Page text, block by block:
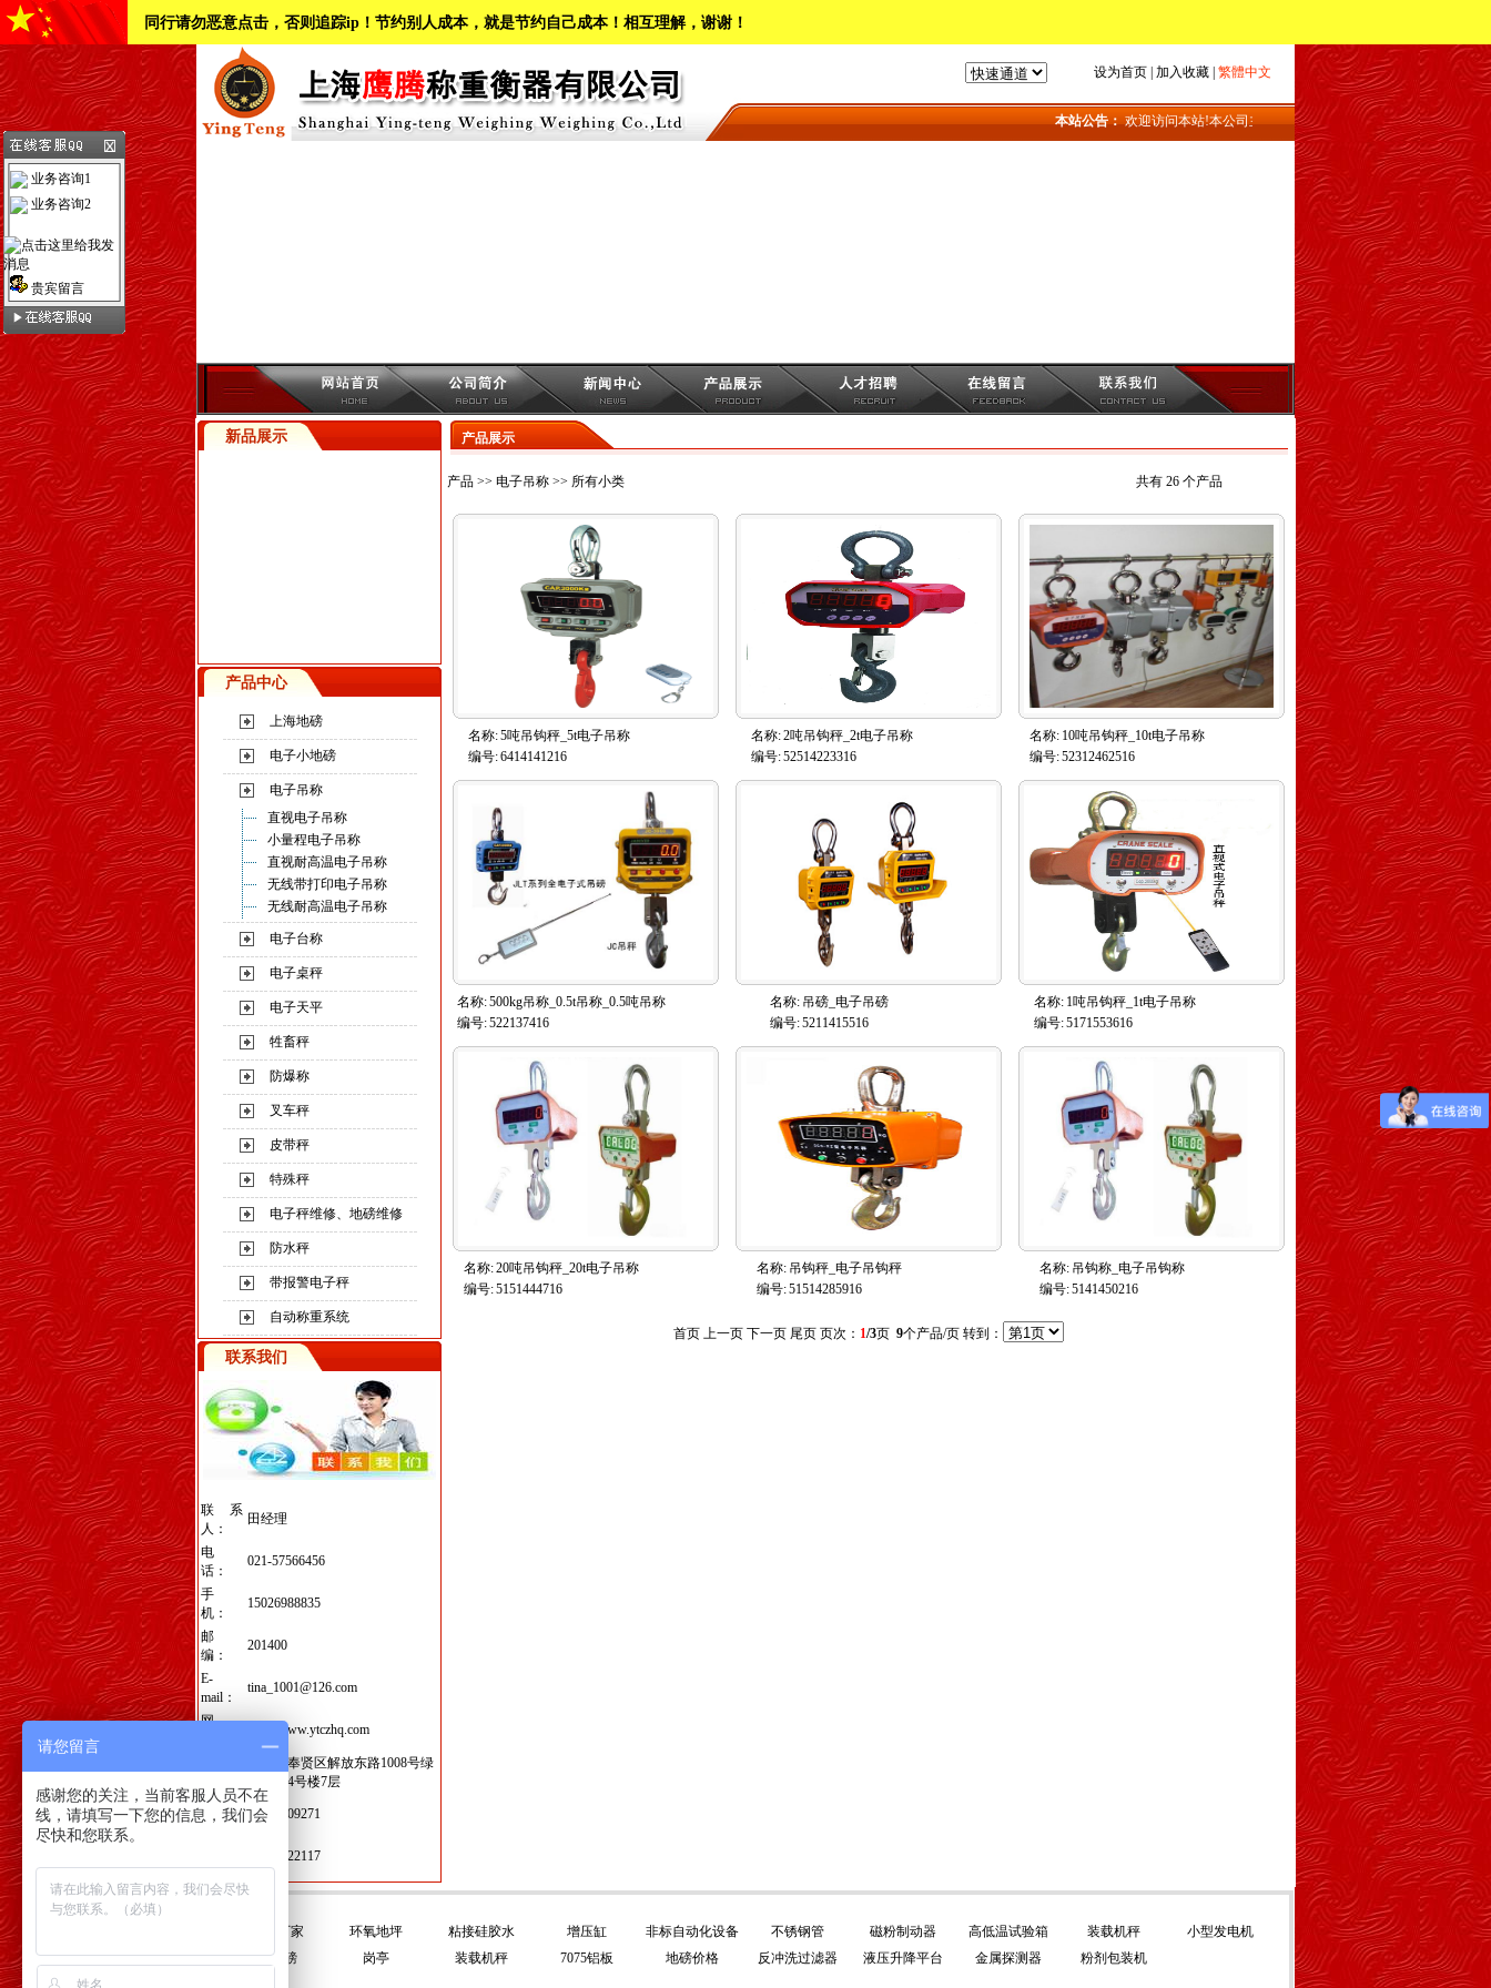
同行请勿恶意点击，否则追踪ip！节约别人成本，就是节约自己成本！相互理解，谢谢！
设为首页| 加入收藏| 繁體中文
本站公告： 欢迎访问本站!本公司主要产品：地磅_上海地磅_地磅维修
新品展示
产品中心
上海地磅
电子小地磅
电子吊称
直视电子吊称
小量程电子吊称
直视耐高温电子吊称
无线带打印电子吊称
无线耐高温电子吊称
电子台称
电子桌秤
电子天平
牲畜秤
防爆称
叉车秤
皮带秤
特殊秤
电子秤维修、地磅维修
防水秤
带报警电子秤
自动称重系统
联系我们
联系
人：
田经理
电
话：
021-57566456
手
机：
15026988835
邮
编：
201400
E-
mail：
tina_1001@126.com
网
http://www.ytczhq.com
上海市奉贤区解放东路1008号绿
地集团4号楼7层
季小
姐：
15221209271
生：
13761422117
产品展示
产品 >> 电子吊称 >> 所有小类 共有 26 个产品
名称:5吨吊钩秤_5t电子吊称
编号:6414141216
名称:2吨吊钩秤_2t电子吊称
编号:52514223316
名称: 10吨吊钩秤_10t电子吊称
编号:52312462516
名称:500kg吊称_0.5t吊称_0.5吨吊称
编号:522137416
名称: 吊磅_电子吊磅
编号:5211415516
名称: 1吨吊钩秤_1t电子吊称
编号:5171553616
名称:20吨吊钩秤_20t电子吊称
编号:5151444716
名称: 吊钩秤_电子吊钩秤
编号:51514285916
名称: 吊钩称_电子吊钩称
编号:5141450216
首页 上一页 下一页 尾页 页次： 1/3页 9个产品/页 转到：
业务咨询1
业务咨询2
贵宾留言
平衡门厂家
环氧地坪 粘接硅胶水 增压缸 非标自动化设备 不锈钢管 磁粉制动器 高低温试验箱 装载机秤
小型发电机
电子地磅
岗亭 装载机秤 7075铝板 地磅价格 反冲洗过滤器 液压升降平台 金属探测器 粉剂包装机
请您留言
感谢您的关注，当前客服人员不在
线，请填写一下您的信息，我们会
尽快和您联系。